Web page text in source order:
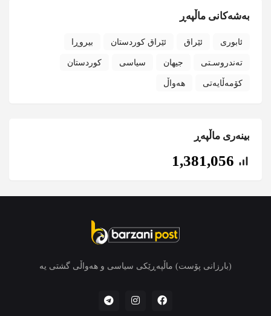
بەشەکانی ماڵپەڕ
ئابوری ئێراق ئێراق کوردستان بیروڕا
تەندروسـتی جیهان سیاسی کوردستان
کۆمەڵایەتی هەواڵ
بینەری ماڵپەڕ
1,381,056
(بارزانی پۆست) ماڵپەڕێکی سیاسی و هەواڵی گشتی یە